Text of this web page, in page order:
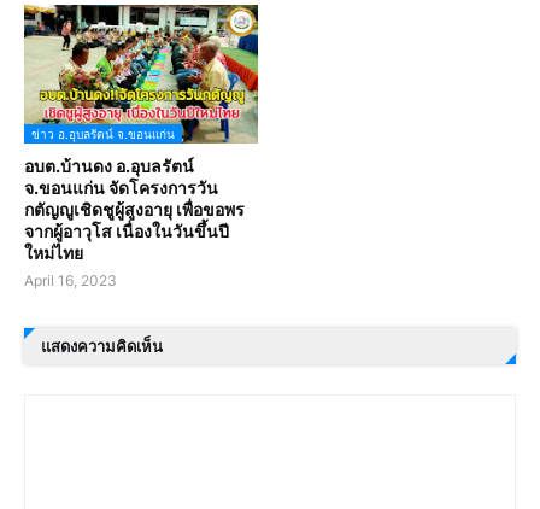
ข่าว อ.อุบลรัตน์ จ.ขอนแก่น
อบต.บ้านดง อ.อุบลรัตน์
จ.ขอนแก่น จัดโครงการวัน
กตัญญูเชิดชูผู้สูงอายุ เพื่อขอพร
จากผู้อาวุโส เนื่องในวันขึ้นปี
ใหม่ไทย
April 16, 2023
แสดงความคิดเห็น